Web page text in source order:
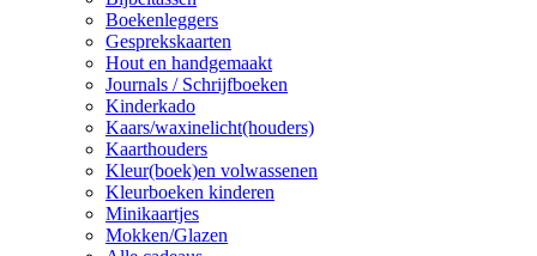
Boekenleggers
Gesprekskaarten
Hout en handgemaakt
Journals / Schrijfboeken
Kinderkado
Kaars/waxinelicht(houders)
Kaarthouders
Kleur(boek)en volwassenen
Kleurboeken kinderen
Minikaartjes
Mokken/Glazen